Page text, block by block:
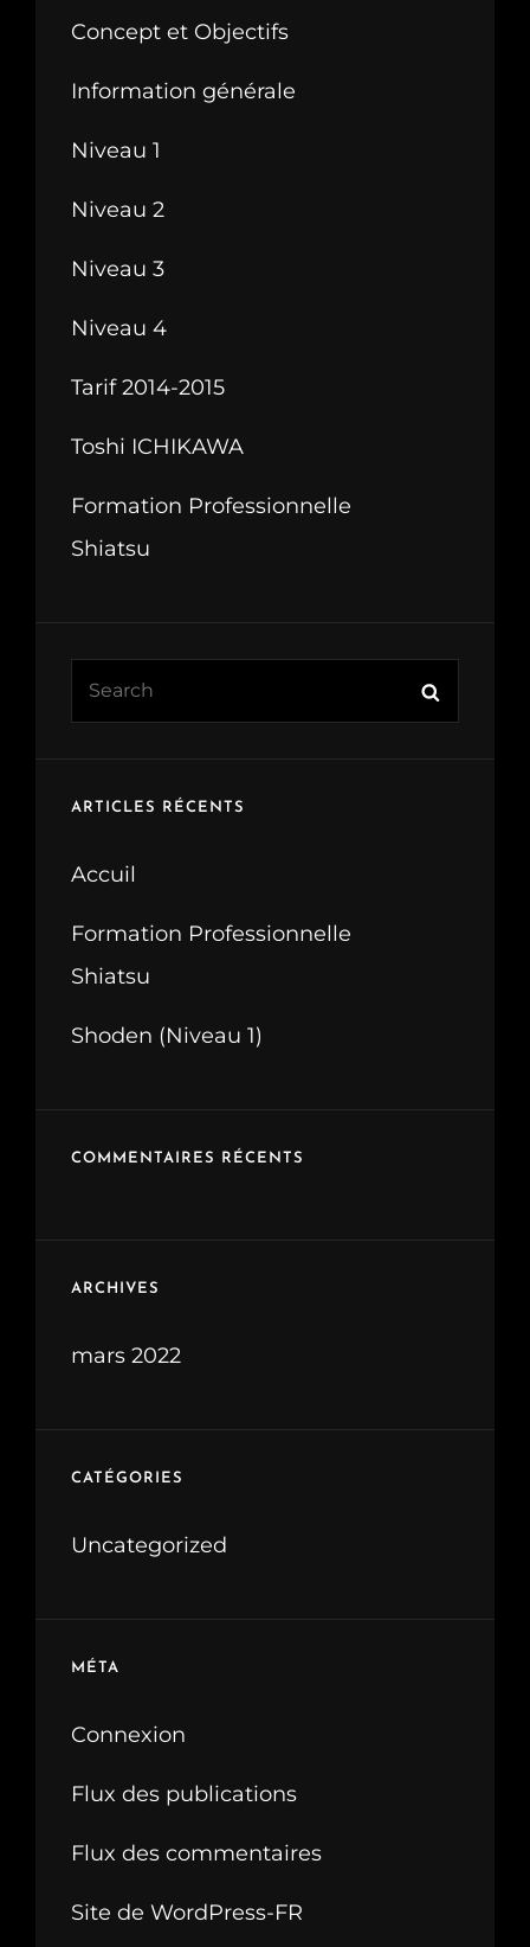
Concept et Objectifs
Information générale
Niveau 1
Niveau 2
Niveau 3
Niveau 4
Tarif 2014-2015
Toshi ICHIKAWA
Formation Professionnelle
Shiatsu
ARTICLES RÉCENTS
Accuil
Formation Professionnelle
Shiatsu
Shoden (Niveau 1)
COMMENTAIRES RÉCENTS
ARCHIVES
mars 2022
CATÉGORIES
Uncategorized
MÉTA
Connexion
Flux des publications
Flux des commentaires
Site de WordPress-FR